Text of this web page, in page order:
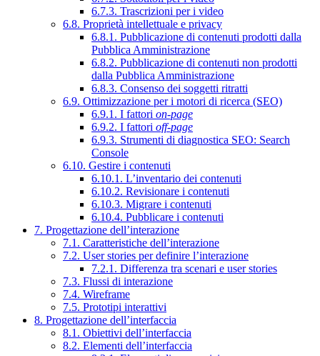
6.7.3. Trascrizioni per i video
6.8. Proprietà intellettuale e privacy
6.8.1. Pubblicazione di contenuti prodotti dalla
Pubblica Amministrazione
6.8.2. Pubblicazione di contenuti non prodotti
dalla Pubblica Amministrazione
6.8.3. Consenso dei soggetti ritratti
6.9. Ottimizzazione per i motori di ricerca (SEO)
6.9.1. I fattori on-page
6.9.2. I fattori off-page
6.9.3. Strumenti di diagnostica SEO: Search
Console
6.10. Gestire i contenuti
6.10.1. L’inventario dei contenuti
6.10.2. Revisionare i contenuti
6.10.3. Migrare i contenuti
6.10.4. Pubblicare i contenuti
7. Progettazione dell’interazione
7.1. Caratteristiche dell’interazione
7.2. User stories per definire l’interazione
7.2.1. Differenza tra scenari e user stories
7.3. Flussi di interazione
7.4. Wireframe
7.5. Prototipi interattivi
8. Progettazione dell’interfaccia
8.1. Obiettivi dell’interfaccia
8.2. Elementi dell’interfaccia